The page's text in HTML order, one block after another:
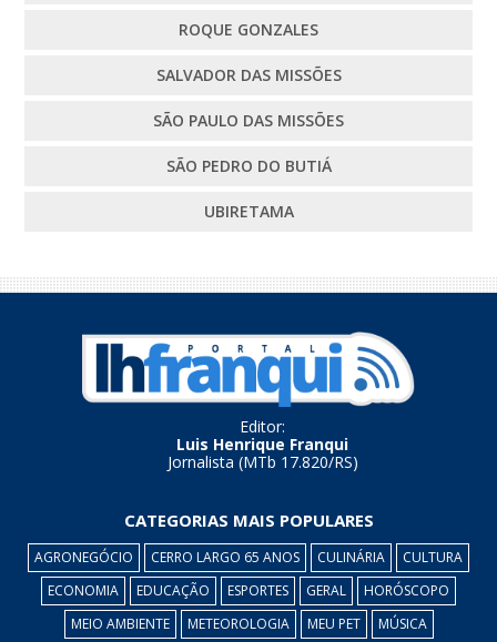
ROQUE GONZALES
SALVADOR DAS MISSÕES
SÃO PAULO DAS MISSÕES
SÃO PEDRO DO BUTIÁ
UBIRETAMA
Editor:
Luis Henrique Franqui
Jornalista (MTb 17.820/RS)
CATEGORIAS MAIS POPULARES
AGRONEGÓCIO CERRO LARGO 65 ANOS CULINÁRIA
CULTURA
ECONOMIA
EDUCAÇÃO ESPORTES GERAL
HORÓSCOPO
MEIO AMBIENTE
METEOROLOGIA MEU PET MÚSICA